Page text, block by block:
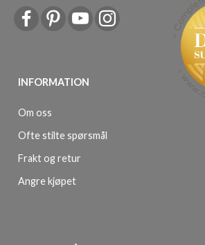
INFORMATION
Om oss
Ofte stilte spørsmål
Frakt og retur
Angre kjøpet